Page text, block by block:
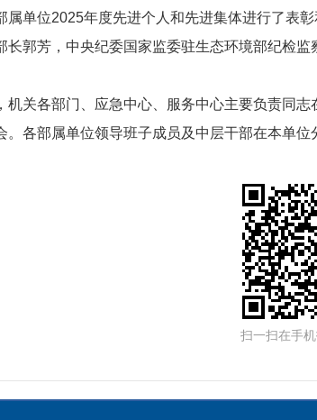
单位2025年度先进个人和先进集体进行了表彰
长郭芳，中央纪委国家监委驻生态环境部纪检
机关各部门、应急中心、服务中心主要负责同
各部属单位领导班子成员及中层干部在本单位
扫一扫在手